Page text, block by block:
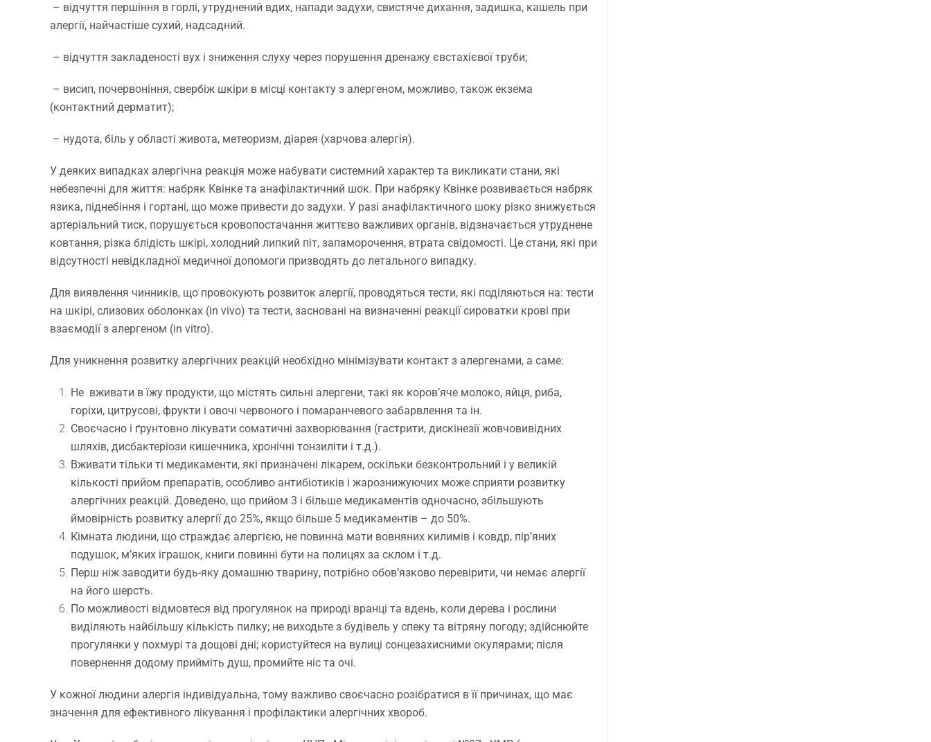
– відчуття першіння в горлі, утруднений вдих, напади задухи, свистяче дихання, задишка, кашель при
алергії, найчастіше сухий, надсадний.
– відчуття закладеності вух і зниження слуху через порушення дренажу євстахієвої труби;
– висип, почервоніння, свербіж шкіри в місці контакту з алергеном, можливо, також екзема
(контактний дерматит);
– нудота, біль у області живота, метеоризм, діарея (харчова алергія).
У деяких випадках алергічна реакція може набувати системний характер та викликати стани, які
небезпечні для життя: набряк Квінке та анафілактичний шок. При набряку Квінке розвивається набряк
язика, піднебіння і гортані, що може привести до задухи. У разі анафілактичного шоку різко знижується
артеріальний тиск, порушується кровопостачання життєво важливих органів, відзначається утруднене
ковтання, різка блідість шкірі, холодний липкий піт, запаморочення, втрата свідомості. Це стани, які при
відсутності невідкладної медичної допомоги призводять до летального випадку.
Для виявлення чинників, що провокують розвиток алергії, проводяться тести, які поділяються на: тести
на шкірі, слизових оболонках (in vivo) та тести, засновані на визначенні реакції сироватки крові при
взаємодії з алергеном (in vitro).
Для уникнення розвитку алергічних реакцій необхідно мінімізувати контакт з алергенами, а саме:
Не вживати в їжу продукти, що містять сильні алергени, такі як коров’яче молоко, яйця, риба,
горіхи, цитрусові, фрукти і овочі червоного і помаранчевого забарвлення та ін.
Своєчасно і ґрунтовно лікувати соматичні захворювання (гастрити, дискінезії жовчовивідних
шляхів, дисбактеріози кишечника, хронічні тонзиліти і т.д.).
Вживати тільки ті медикаменти, які призначені лікарем, оскільки безконтрольний і у великій
кількості прийом препаратів, особливо антибіотиків і жарознижуючих може сприяти розвитку
алергічних реакцій. Доведено, що прийом 3 і більше медикаментів одночасно, збільшують
ймовірність розвитку алергії до 25%, якщо більше 5 медикаментів – до 50%.
Кімната людини, що страждає алергією, не повинна мати вовняних килимів і ковдр, пір’яних
подушок, м’яких іграшок, книги повинні бути на полицях за склом і т.д.
Перш ніж заводити будь-яку домашню тварину, потрібно обов’язково перевірити, чи немає алергії
на його шерсть.
По можливості відмовтеся від прогулянок на природі вранці та вдень, коли дерева і рослини
виділяють найбільшу кількість пилку; не виходьте з будівель у спеку та вітряну погоду; здійснюйте
прогулянки у похмурі та дощові дні; користуйтеся на вулиці сонцезахисними окулярами; після
повернення додому прийміть душ, промийте ніс та очі.
У кожної людини алергія індивідуальна, тому важливо своєчасно розібратися в її причинах, що має
значення для ефективного лікування і профілактики алергічних хвороб.